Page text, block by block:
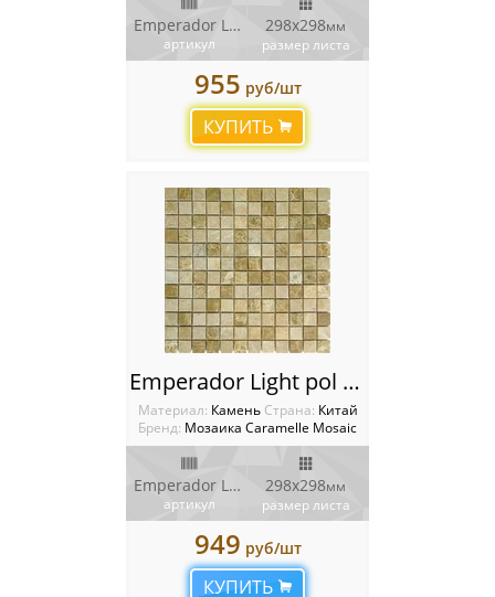
Emperador Light pol
артикул
298х298мм
размер листа
955 руб/шт
КУПИТЬ
Emperador Light pol Мозаика Caramelle mosaica Pietrine
Материал: Камень Cтрана: Китай
Бренд: Мозаика Caramelle Mosaic
Emperador Light pol 23х23
артикул
298х298мм
размер листа
949 руб/шт
КУПИТЬ